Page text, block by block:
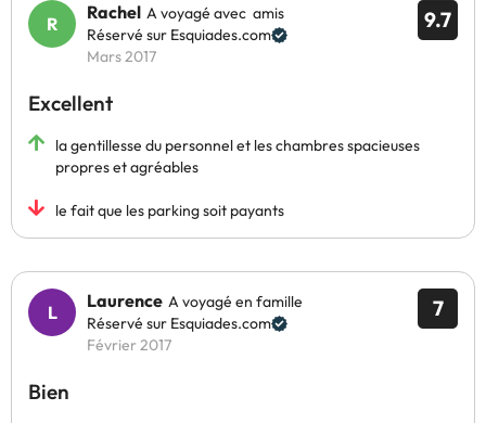
9.7
Rachel A voyagé avec amis
Réservé sur Esquiades.com
Mars 2017
Excellent
la gentillesse du personnel et les chambres spacieuses
propres et agréables
le fait que les parking soit payants
7
Laurence A voyagé en famille
Réservé sur Esquiades.com
Février 2017
Bien